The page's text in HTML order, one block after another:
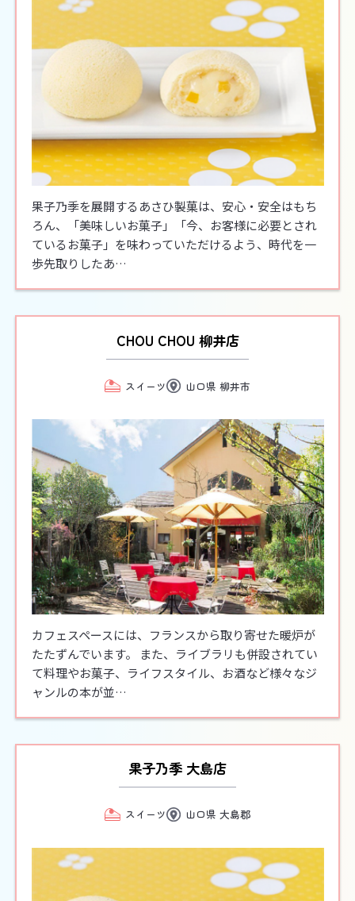
果子乃季を展開するあさひ製菓は、安心・安全はもち
ろん、「美味しいお菓子」「今、お客様に必要とされ
ているお菓子」を味わっていただけるよう、時代を一
歩先取りしたあ…
CHOU CHOU 柳井店
スイーツ 山口県 柳井市
カフェスペースには、フランスから取り寄せた暖炉が
たたずんでいます。 また、ライブラリも併設されてい
て料理やお菓子、ライフスタイル、お酒など様々なジ
ャンルの本が並…
果子乃季 大島店
スイーツ 山口県 大島郡